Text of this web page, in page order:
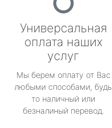
Универсальная
оплата наших
услуг
Мы берем оплату от Вас
любыми способами, будь
то наличный или
безналиный перевод.